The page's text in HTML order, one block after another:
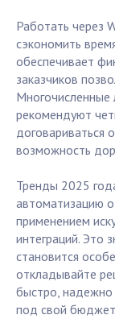
Работать через
сэкономить
обеспечивает
заказчиков
Многочисленные
рекомендуют
договариваться
возможность
Тренды 2025
автоматизацию
применением
интеграций. Это
становится
откладывайте
быстро, надежно
под свой